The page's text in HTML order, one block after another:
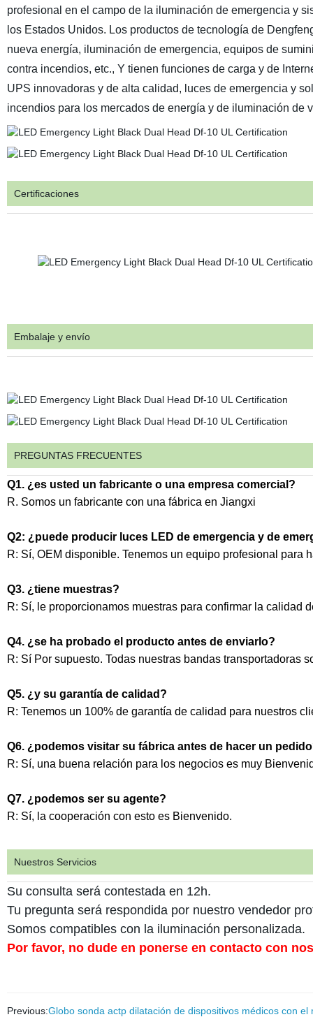
profesional en el campo de la iluminación de emergencia y
los Estados Unidos. Los productos de tecnología de
nueva energía, iluminación de emergencia, equipos de
contra incendios, etc., Y tienen funciones de carga y de
UPS innovadoras y de alta calidad, luces de emergencia y
incendios para los mercados de energía y de iluminación
Certificaciones
Embalaje y envío
PREGUNTAS FRECUENTES
Q1. ¿es usted un fabricante o una empresa comercial?
R. Somos un fabricante con una fábrica en Jiangxi
Q2: ¿puede producir luces LED de emergencia y de
R: Sí, OEM disponible. Tenemos un equipo profesional para
Q3. ¿tiene muestras?
R: Sí, le proporcionamos muestras para confirmar la calidad
Q4. ¿se ha probado el producto antes de enviarlo?
R: Sí Por supuesto. Todas nuestras bandas transportadoras
Q5. ¿y su garantía de calidad?
R: Tenemos un 100% de garantía de calidad para nuestros
Q6. ¿podemos visitar su fábrica antes de hacer un
R: Sí, una buena relación para los negocios es muy
Q7. ¿podemos ser su agente?
R: Sí, la cooperación con esto es Bienvenido.
Nuestros Servicios
Su consulta será contestada en 12h.
Tu pregunta será respondida por nuestro vendedor
Somos compatibles con la iluminación personalizada.
Por favor, no dude en ponerse en contacto con
Previous:Globo sonda actp dilatación de dispositivos médicos con el